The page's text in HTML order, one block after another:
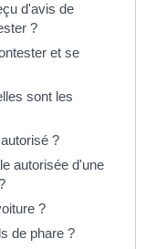
d'avis de
?
et se
sont les
?
autorisée d'une
?
de phare ?